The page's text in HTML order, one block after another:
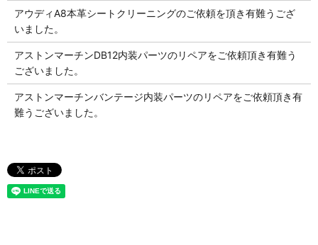
アウディA8本革シートクリーニングのご依頼を頂き有難うござ
いました。
アストンマーチンDB12内装パーツのリペアをご依頼頂き有難う
ございました。
アストンマーチンバンテージ内装パーツのリペアをご依頼頂き有
難うございました。